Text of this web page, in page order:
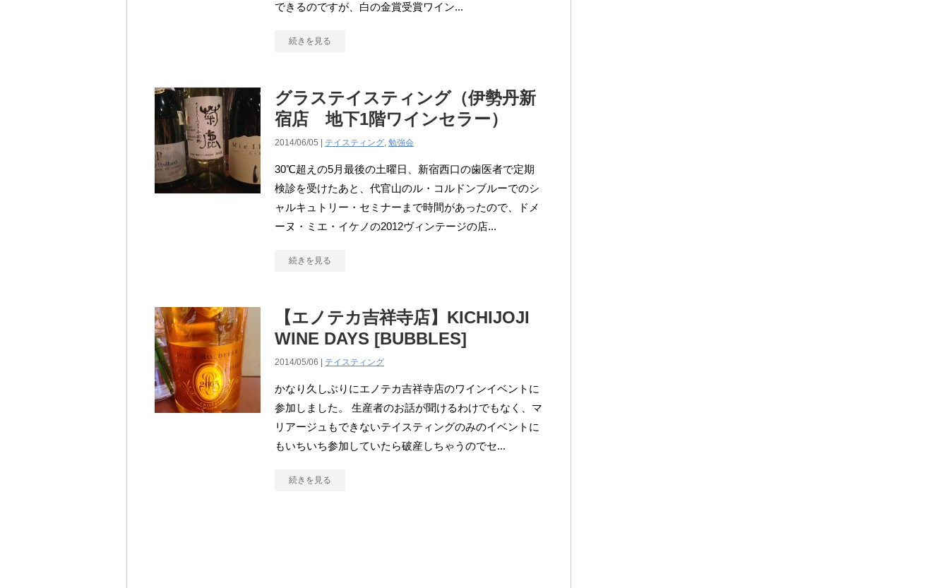
できるのですが、白の金賞受賞ワイン...
続きを見る
グラステイスティング（伊勢丹新
宿店 地下1階ワインセラー）
2014/06/05 | テイスティング, 勉強会
30℃超えの5月最後の土曜日、新宿西口の歯医者で定期
検診を受けたあと、代官山のル・コルドンブルーでのシ
ャルキュトリー・セミナーまで時間があったので、ドメ
ーヌ・ミエ・イケノの2012ヴィンテージの店...
続きを見る
【エノテカ吉祥寺店】KICHIJOJI
WINE DAYS [BUBBLES]
2014/05/06 | テイスティング
かなり久しぶりにエノテカ吉祥寺店のワインイベントに
参加しました。 生産者のお話が聞けるわけでもなく、マ
リアージュもできないテイスティングのみのイベントに
もいちいち参加していたら破産しちゃうのでセ...
続きを見る